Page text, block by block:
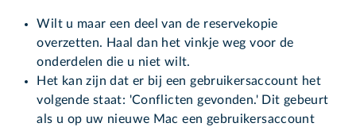
Wilt u maar een deel van de reservekopie
overzetten. Haal dan het vinkje weg voor de
onderdelen die u niet wilt.
Het kan zijn dat er bij een gebruikersaccount het
volgende staat: 'Conflicten gevonden.' Dit gebeurt
als u op uw nieuwe Mac een gebruikersaccount